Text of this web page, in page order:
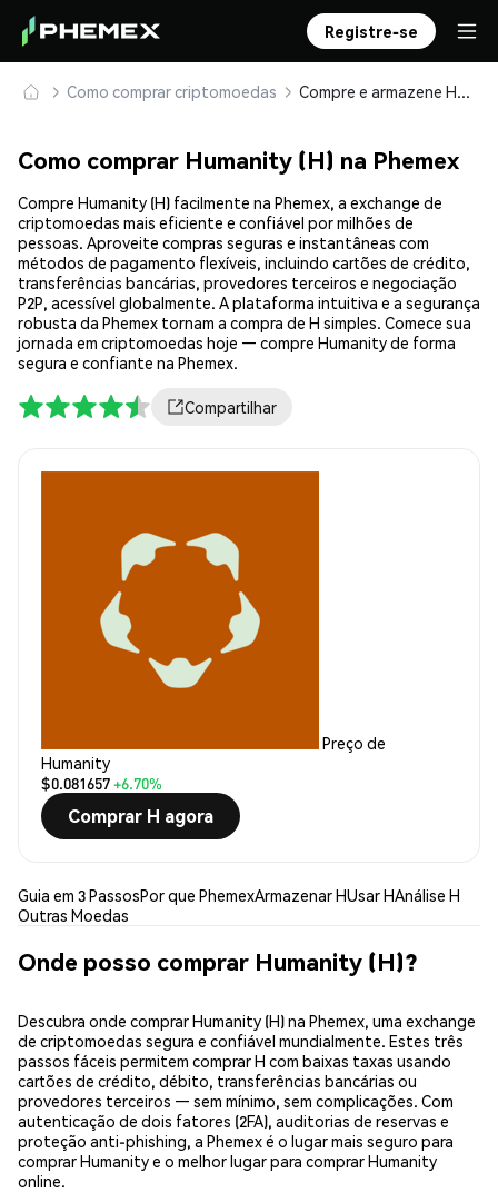
Registre-se
Como comprar criptomoedas Compre e armazene Humanity (H) com segurança
Como comprar Humanity (H) na Phemex
Compre Humanity (H) facilmente na Phemex, a exchange de
criptomoedas mais eficiente e confiável por milhões de
pessoas. Aproveite compras seguras e instantâneas com
métodos de pagamento flexíveis, incluindo cartões de crédito,
transferências bancárias, provedores terceiros e negociação
P2P, acessível globalmente. A plataforma intuitiva e a segurança
robusta da Phemex tornam a compra de H simples. Comece sua
jornada em criptomoedas hoje — compre Humanity de forma
segura e confiante na Phemex.
Compartilhar
Preço de
Humanity
$0.081657+6.70%
Comprar H agora
Guia em 3 PassosPor que PhemexArmazenar HUsar HAnálise H
Outras Moedas
Onde posso comprar Humanity (H)?
Descubra onde comprar Humanity (H) na Phemex, uma exchange
de criptomoedas segura e confiável mundialmente. Estes três
passos fáceis permitem comprar H com baixas taxas usando
cartões de crédito, débito, transferências bancárias ou
provedores terceiros — sem mínimo, sem complicações. Com
autenticação de dois fatores (2FA), auditorias de reservas e
proteção anti-phishing, a Phemex é o lugar mais seguro para
comprar Humanity e o melhor lugar para comprar Humanity
online.